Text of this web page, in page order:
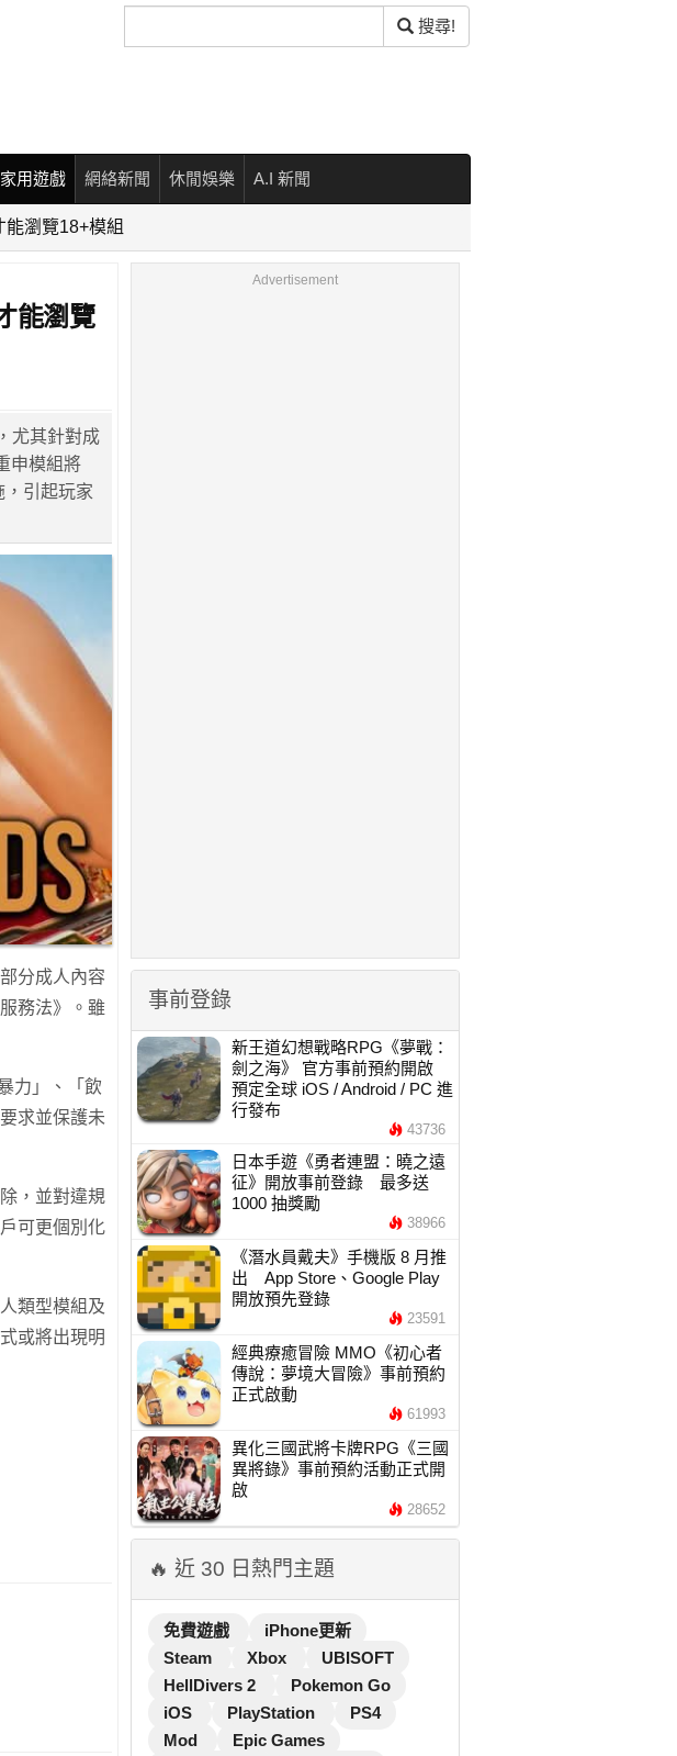
尋
搜尋!
家用遊戲 網絡新聞 休閒娛樂 A.I 新聞
瀏覽18+模組
能瀏覽
尤其針對成
申模組將
，引起玩家
分成人內容
務法》。雖
力」、「飲
求並保護未
，並對違規
可更個別化
類型模組及
或將出現明
Advertisement
事前登錄
新王道幻想戰略RPG《夢戰：
劍之海》 官方事前預約開啟
預定全球 iOS / Android / PC 進
行發布
43736
日本手遊《勇者連盟：曉之遠
征》開放事前登錄 最多送
1000 抽獎勵
38966
《潛水員戴夫》手機版 8 月推
出 App Store、Google Play
開放預先登錄
23591
經典療癒冒險 MMO《初心者
傳說：夢境大冒險》事前預約
正式啟動
61993
異化三國武將卡牌RPG《三國
異將錄》事前預約活動正式開
啟
28652
🔥 近 30 日熱門主題
免費遊戲
iPhone更新
Steam
Xbox
UBISOFT
HellDivers 2
Pokemon Go
iOS
PlayStation
PS4
Mod
Epic Games